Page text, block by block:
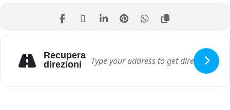
Recupera
direzioni